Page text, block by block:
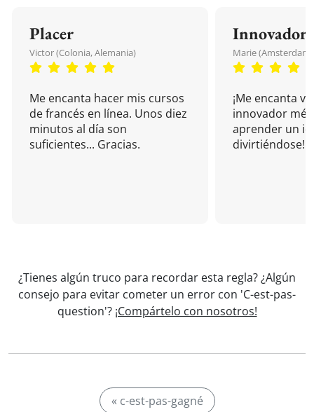
Placer
Victor (Colonia, Alemania)
Me encanta hacer mis cursos
de francés en línea. Unos diez
minutos al día son
suficientes... Gracias.
Innovador
Marie (Amsterdam,
¡Me encanta
innovador
aprender un
divirtiéndose!
¿Tienes algún truco para recordar esta regla? ¿Algún
consejo para evitar cometer un error con 'C-est-pas-
question'? ¡Compártelo con nosotros!
« c-est-pas-gagné